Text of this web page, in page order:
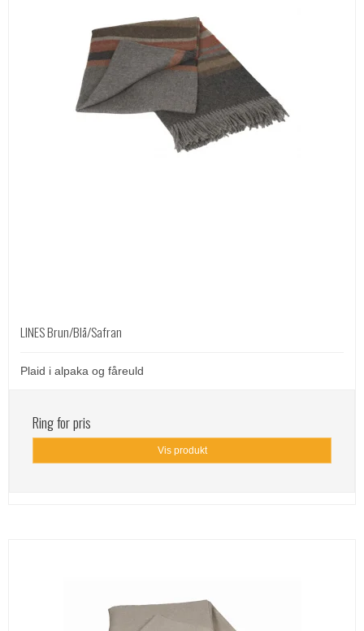
LINES Brun/Blå/Safran
Plaid i alpaka og fåreuld
Ring for pris
Vis produkt